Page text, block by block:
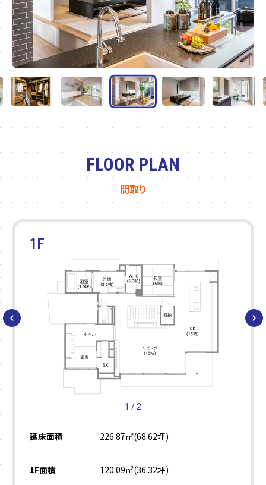
FLOOR PLAN
間取り
1F
1 /2
延床面積 226.87㎡(68.62坪)
1F面積 120.09㎡(36.32坪)